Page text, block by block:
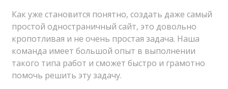
Как уже становится понятно, создать даже самый
простой одностраничный сайт, это довольно
кропотливая и не очень простая задача. Наша
команда имеет большой опыт в выполнении
такого типа работ и сможет быстро и грамотно
помочь решить эту задачу.